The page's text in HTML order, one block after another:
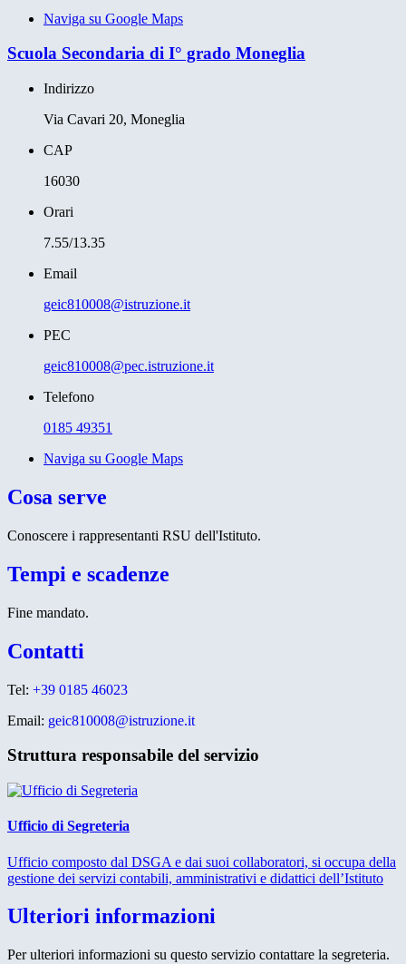
Naviga su Google Maps
Scuola Secondaria di I° grado Moneglia
Indirizzo
Via Cavari 20, Moneglia
CAP
16030
Orari
7.55/13.35
Email
geic810008@istruzione.it
PEC
geic810008@pec.istruzione.it
Telefono
0185 49351
Naviga su Google Maps
Cosa serve
Conoscere i rappresentanti RSU dell'Istituto.
Tempi e scadenze
Fine mandato.
Contatti
Tel: +39 0185 46023
Email: geic810008@istruzione.it
Struttura responsabile del servizio
Ufficio di Segreteria
Ufficio composto dal DSGA e dai suoi collaboratori, si occupa della
gestione dei servizi contabili, amministrativi e didattici dell’Istituto
Ulteriori informazioni
Per ulteriori informazioni su questo servizio contattare la segreteria.